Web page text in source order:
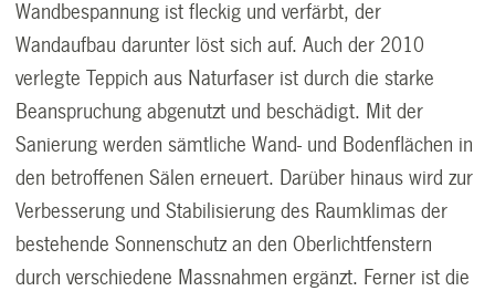
Wandbespannung ist fleckig und verfärbt, der
Wandaufbau darunter löst sich auf. Auch der 2010
verlegte Teppich aus Naturfaser ist durch die starke
Beanspruchung abgenutzt und beschädigt. Mit der
Sanierung werden sämtliche Wand- und Bodenflächen in
den betroffenen Sälen erneuert. Darüber hinaus wird zur
Verbesserung und Stabilisierung des Raumklimas der
bestehende Sonnenschutz an den Oberlichtfenstern
durch verschiedene Massnahmen ergänzt. Ferner ist die